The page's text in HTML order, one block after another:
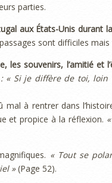
parties.
aux États-Unis durant
sont difficiles
les souvenirs, l’amitié et
« Si je diffère de toi, loin
mal à rentrer dans
et propice à la réflexion.
« Tout se
»(Page 52).